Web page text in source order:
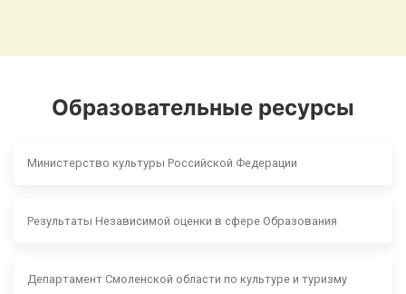
Образовательные ресурсы
Министерство культуры Российской Федерации
Результаты Независимой оценки в сфере Образования
Департамент Смоленской области по культуре и туризму